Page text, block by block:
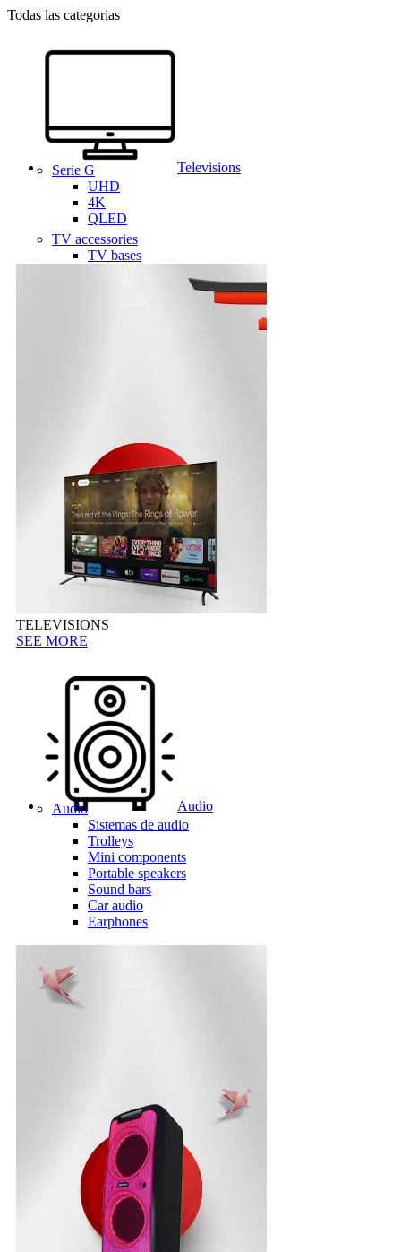
Todas las categorias
Televisions
Serie G
UHD
4K
QLED
TV accessories
TV bases
TELEVISIONS
SEE MORE
Audio
Audio
Sistemas de audio
Trolleys
Mini components
Portable speakers
Sound bars
Car audio
Earphones